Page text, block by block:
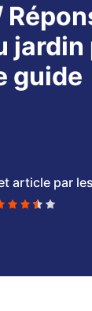
guide
article par